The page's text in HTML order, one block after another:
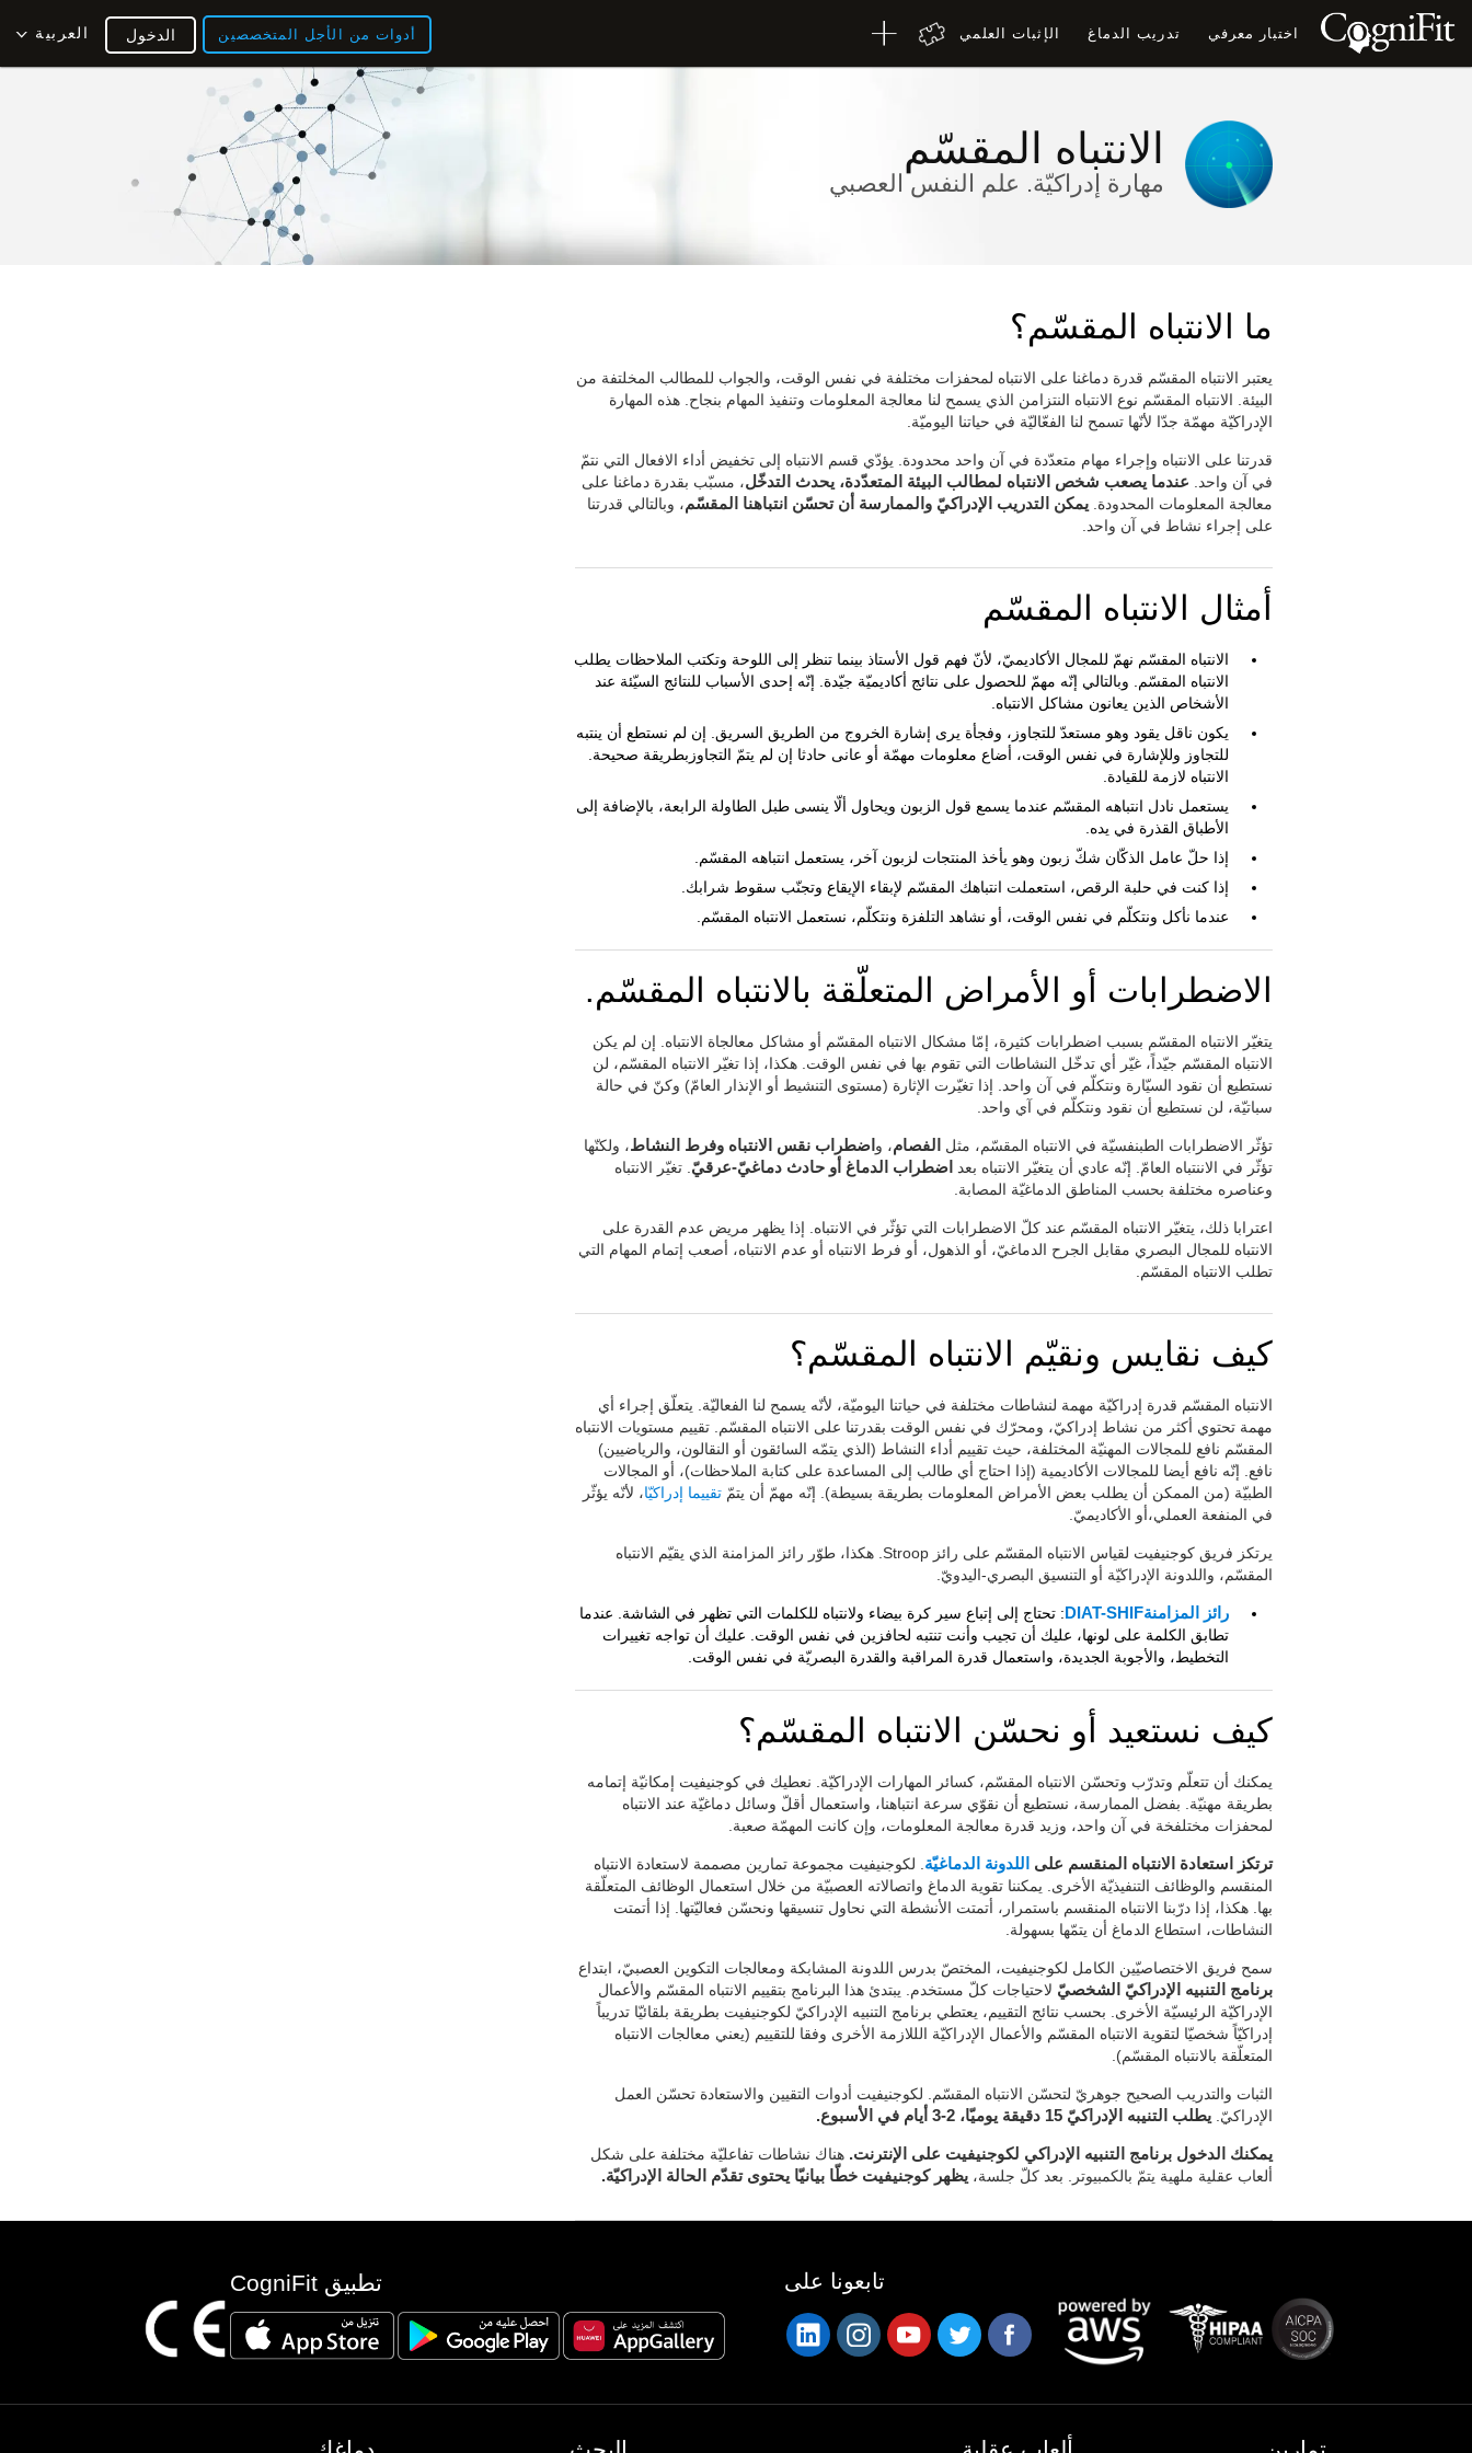
اختبار معرفي تدريب الدماغ الإثبات العلمي أدوات من الأجل المتخصصين العربية الدخول
الانتباه المقسّم
مهارة إدراكيّة. علم النفس العصبي
ما الانتباه المقسّم؟
يعتبر الانتباه المقسّم قدرة دماغنا على الانتباه لمحفزات مختلفة في نفس الوقت، والجواب للمطالب المخلتفة من
البيئة. الانتباه المقسّم نوع الانتباه النتزامن الذي يسمح لنا معالجة المعلومات وتنفيذ المهام بنجاح. هذه المهارة
الإدراكيّة مهمّة جدّا لأنّها تسمح لنا الفعّاليّة في حياتنا اليوميّة.
قدرتنا على الانتباه وإجراء مهام متعدّدة في آن واحد محدودة. يؤدّي قسم الانتباه إلى تخفيض أداء الافعال التي نتمّ
في آن واحد. عندما يصعب شخص الانتباه لمطالب البيئة المتعدّدة، يحدث التدخّل، مسبّب بقدرة دماغنا على
معالجة المعلومات المحدودة. يمكن التدريب الإدراكيّ والممارسة أن تحسّن انتباهنا المقسّم، وبالتالي قدرتنا
على إجراء نشاط في آن واحد.
أمثال الانتباه المقسّم
الانتباه المقسّم نهمّ للمجال الأكاديميّ، لأنّ فهم قول الأستاذ بينما تنظر إلى اللوحة وتكتب الملاحظات يطلب
الانتباه المقسّم. وبالتالي إنّه مهمّ للحصول على نتائج أكاديميّة جيّدة. إنّه إحدى الأسباب للنتائج السيّئة عند
الأشخاص الذين يعانون مشاكل الانتباه.
يكون ناقل يقود وهو مستعدّ للتجاوز، وفجأة يرى إشارة الخروج من الطريق السريق. إن لم نستطع أن ينتبه
للتجاوز وللإشارة في نفس الوقت، أضاع معلومات مهمّة أو عانى حادثا إن لم يتمّ التجاوزبطريقة صحيحة.
الانتباه لازمة للقيادة.
يستعمل نادل انتباهه المقسّم عندما يسمع قول الزبون ويحاول ألّا ينسى طبل الطاولة الرابعة، بالإضافة إلى
الأطباق القذرة في يده.
إذا حلّ عامل الذكّان شكّ زبون وهو يأخذ المنتجات لزبون آخر، يستعمل انتباهه المقسّم.
إذا كنت في حلبة الرقص، استعملت انتباهك المقسّم لإبقاء الإيقاع وتجنّب سقوط شرابك.
عندما نأكل ونتكلّم في نفس الوقت، أو نشاهد التلفزة ونتكلّم، نستعمل الانتباه المقسّم.
الاضطرابات أو الأمراض المتعلّقة بالانتباه المقسّم.
يتغيّر الانتباه المقسّم بسبب اضطرابات كثيرة، إمّا مشكال الانتباه المقسّم أو مشاكل معالجاة الانتباه. إن لم يكن
الانتباه المقسّم جيّداً، غيّر أي تدخّل النشاطات التي تقوم بها في نفس الوقت. هكذا، إذا تغيّر الانتباه المقسّم، لن
نستطيع أن نقود السيّارة ونتكلّم في آن واحد. إذا تغيّرت الإثارة (مستوى التنشيط أو الإنذار العامّ) وكنّ في حالة
سباتيّة، لن نستطيع أن نقود ونتكلّم في آي واحد.
تؤثّر الاضطرابات الطبنفسيّة في الانتباه المقسّم، مثل الفصام، و اضطراب نقس الانتباه وفرط النشاط، ولكنّها
تؤثّر في الاننتباه العامّ. إنّه عادي أن يتغيّر الانتباه بعد
اضطراب الدماغ أو حادث دماغيّ-عرقيّ . تغيّر الانتباه
وعناصره مختلفة بحسب المناطق الدماغيّة المصابة.
اعترابا ذلك، يتغيّر الانتباه المقسّم عند كلّ الاضطرابات التي تؤثّر في الانتباه. إذا يظهر مريض عدم القدرة على
الانتباه للمجال البصري مقابل الجرح الدماغيّ، أو الذهول، أو فرط الانتباه أو عدم الانتباه، أصعب إتمام المهام التي
تطلب الانتباه المقسّم.
كيف نقايس ونقيّم الانتباه المقسّم؟
الانتباه المقسّم قدرة إدراكيّة مهمة لنشاطات مختلفة في حياتنا اليوميّة، لأنّه يسمح لنا الفعاليّة. يتعلّق إجراء أي
مهمة تحتوي أكثر من نشاط إدراكيّ، ومحرّك في نفس الوقت بقدرتنا على الانتباه المقسّم. تقييم مستويات الانتباه
المقسّم نافع للمجالات المهنيّة المختلفة، حيث تقييم أداء النشاط (الذي يتمّه السائقون أو النقالون، والرياضيين)
نافع. إنّه نافع أيضا للمجالات الأكاديمية (إذا احتاج أي طالب إلى المساعدة على كتابة الملاحظات)، أو المجالات
الطبيّة (من الممكن أن يطلب بعض الأمراض المعلومات بطريقة بسيطة). إنّه مهمّ أن يتمّ تقييما إدراكيّا، لأنّه يؤثّر
في المنفعة العملي،أو الأكاديميّ.
يرتكز فريق كوجنيفيت لقياس الانتباه المقسّم على رائز Stroop. هكذا، طوّر رائز المزامنة الذي يقيّم الانتباه
المقسّم، واللدونة الإدراكيّة أو التنسيق البصري-اليدويّ.
رائز المزامنةDIAT-SHIF
: تحتاج إلى إتباع سير كرة بيضاء ولانتباه للكلمات التي تظهر في الشاشة. عندما
تطابق الكلمة على لونها، عليك أن تجيب وأنت تنتبه لحافزين في نفس الوقت. عليك أن تواجه تغييرات
التخطيط، والأجوبة الجديدة، واستعمال قدرة المراقبة والقدرة البصريّة في نفس الوقت.
كيف نستعيد أو نحسّن الانتباه المقسّم؟
يمكنك أن تتعلّم وتدرّب وتحسّن الانتباه المقسّم، كسائر المهارات الإدراكيّة. نعطيك في كوجنيفيت إمكانيّة إتمامه
بطريقة مهنيّة. بفضل الممارسة، نستطيع أن نقوّي سرعة انتباهنا، واستعمال أقلّ وسائل دماغيّة عند الانتباه
لمحفزات مختلفخة في آن واحد، وزيد قدرة معالجة المعلومات، وإن كانت المهمّة صعبة.
ترتكز استعادة الانتباه المنقسم على اللدونة الدماغيّة . لكوجنيفيت مجموعة تمارين مصممة لاستعادة الانتباه
المنقسم والوظائف التنفيذيّة الأخرى. يمكننا تقوية الدماغ واتصالاته العصبيّة من خلال استعمال الوظائف المتعلّقة
بها. هكذا، إذا درّبنا الانتباه المنقسم باستمرار، أتمتت الأنشطة التي نحاول تنسيقها ونحسّن فعاليّتها. إذا أتمتت
النشاطات، استطاع الدماغ أن يتمّها بسهولة.
سمح فريق الاختصاصيّين الكامل لكوجنيفيت، المختصّ بدرس اللدونة المشابكة ومعالجات التكوين العصبيّ، ابتداع
برنامج التنبيه الإدراكيّ الشخصيّ لاحتياجات كلّ مستخدم. يبتدئ هذا البرنامج بتقييم الانتباه المقسّم والأعمال
الإدراكيّة الرئيسيّة الأخرى. بحسب نتائج التقييم، يعتطي برنامج التنبيه الإدراكيّ لكوجنيفيت بطريقة بلقائيّا تدريباً
إدراكيّاً شخصيّا لتقوية الانتباه المقسّم والأعمال الإدراكيّة الللازمة الأخرى وفقا للتقييم (يعني معالجات الانتباه
المتعلّقة بالانتباه المقسّم).
الثبات والتدريب الصحيح جوهريّ لتحسّن الانتباه المقسّم. لكوجنيفيت أدوات التقيين والاستعادة تحسّن العمل
الإدراكيّ. يطلب التنيبه الإدراكيّ 15 دقيقة يوميّا، 2-3 أيام في الأسبوع.
يمكنك الدخول برنامج التنبيه الإدراكي لكوجنيفيت على الإنترنت. هناك نشاطات تفاعليّة مختلفة على شكل
ألعاب عقلية ملهية يتمّ بالكمبيوتر. بعد كلّ جلسة، يظهر كوجنيفيت خطّا بيانيّا يحتوى تقدّم الحالة الإدراكيّة.
تطبيق CogniFit تابعونا على